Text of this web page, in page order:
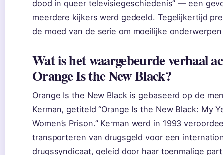
dood in queer televisiegeschiedenis” — een
meerdere kijkers werd gedeeld. Tegelijkertijd
de moed van de serie om moeilijke
Wat is het waargebeurde verhaal
Orange Is the New Black?
Orange Is the New Black is gebaseerd op de
Kerman, getiteld “Orange Is the New Black: My
Women’s Prison.” Kerman werd in 1993
transporteren van drugsgeld voor een
drugssyndicaat, geleid door haar toenmalige